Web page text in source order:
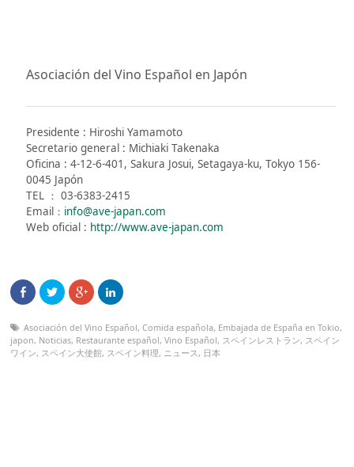
Asociación del Vino Español en Japón
Presidente : Hiroshi Yamamoto
Secretario general : Michiaki Takenaka
Oficina : 4-12-6-401, Sakura Josui, Setagaya-ku, Tokyo 156-
0045 Japón
TEL ： 03-6383-2415
Email： info@ave-japan.com
Web oficial : http://www.ave-japan.com
Asociación del Vino Español,Comida española, Embajada de España en Tokio,
japon, Noticias, Restaurante español,Vino Español, スペインレストラン, スペイン
ワイン, スペイン大使館, スペイン料理, ニュース , 日本